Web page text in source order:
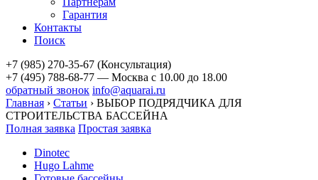
Гарантия
Контакты
Поиск
+7 (985) 270-35-67 (Консультация)
+7 (495) 788-68-77 — Москва с 10.00 до 18.00
обратный звонок info@aquarai.ru
Главная › Статьи › ВЫБОР ПОДРЯДЧИКА ДЛЯ
СТРОИТЕЛЬСТВА БАССЕЙНА
Полная заявка Простая заявка
Dinotec
Hugo Lahme